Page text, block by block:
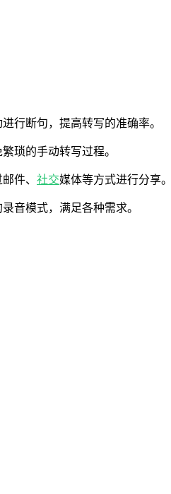
行断句，提高转写的准确率。
琐的手动转写过程。
件、 社交媒体等方式进行分享。
音模式，满足各种需求。